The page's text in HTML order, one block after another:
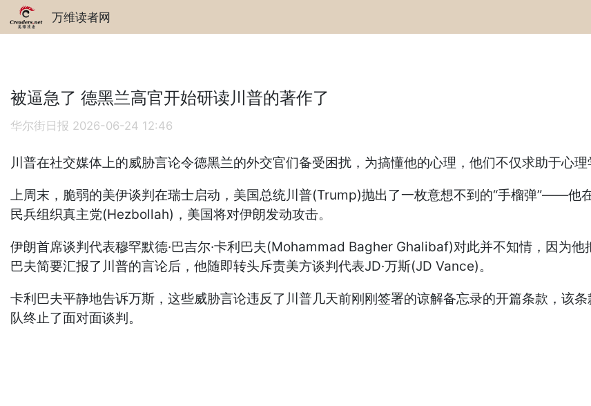
万维读者网
被逼急了 德黑兰高官开始研读川普的著作了
华尔街日报 2026-06-24 12:46
川普在社交媒体上的威胁言论令德黑兰的外交官们备受困扰，为搞懂他的心理，他们不仅求助于心
上周末，脆弱的美伊谈判在瑞士启动，美国总统川普(Trump)抛出了一枚意想不到的“手榴弹”——他
民兵组织真主党(Hezbollah)，美国将对伊朗发动攻击。
伊朗首席谈判代表穆罕默德·巴吉尔·卡利巴夫(Mohammad Bagher Ghalibaf)对此并不知情，因为
巴夫简要汇报了川普的言论后，他随即转头斥责美方谈判代表JD·万斯(JD Vance)。
卡利巴夫平静地告诉万斯，这些威胁言论违反了川普几天前刚刚签署的谅解备忘录的开篇条款，该
队终止了面对面谈判。